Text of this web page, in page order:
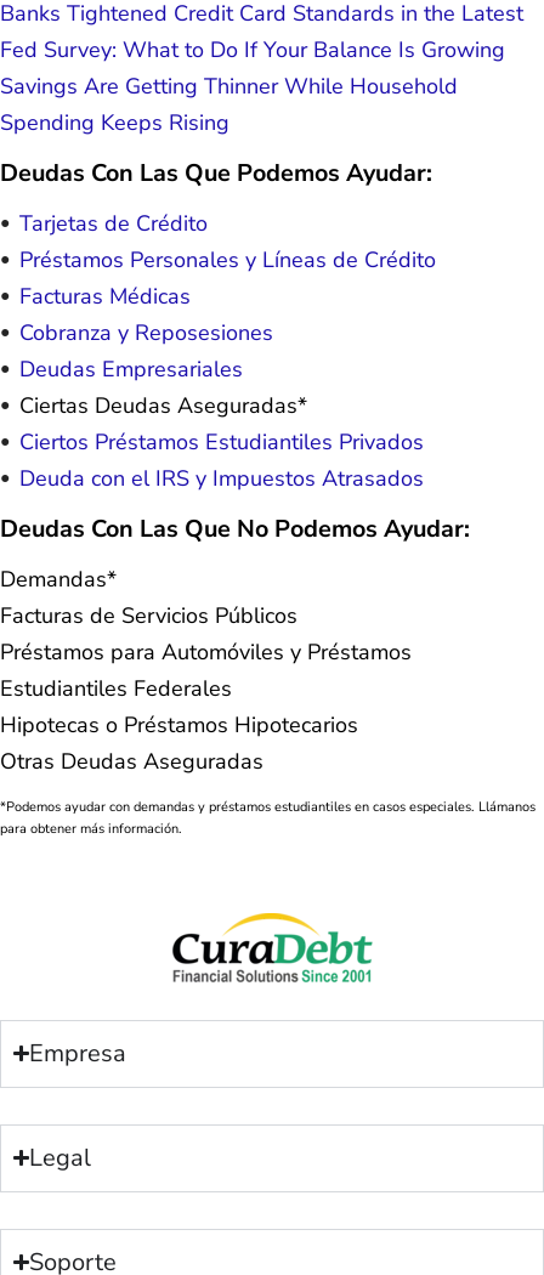
Banks Tightened Credit Card Standards in the Latest
Fed Survey: What to Do If Your Balance Is Growing
Savings Are Getting Thinner While Household
Spending Keeps Rising
Deudas Con Las Que Podemos Ayudar:
Tarjetas de Crédito
Préstamos Personales y Líneas de Crédito
Facturas Médicas
Cobranza y Reposesiones
Deudas Empresariales
Ciertas Deudas Aseguradas*
Ciertos Préstamos Estudiantiles Privados
Deuda con el IRS y Impuestos Atrasados
Deudas Con Las Que No Podemos Ayudar:
Demandas*
Facturas de Servicios Públicos
Préstamos para Automóviles y Préstamos
Estudiantiles Federales
Hipotecas o Préstamos Hipotecarios
Otras Deudas Aseguradas
*Podemos ayudar con demandas y préstamos estudiantiles en casos especiales. Llámanos
para obtener más información.
Empresa
Legal
Soporte